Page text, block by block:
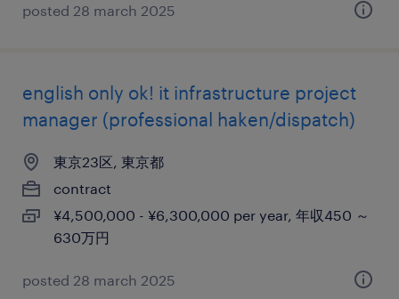
posted 28 march 2025
english only ok! it infrastructure project
manager (professional haken/dispatch)
東京23区, 東京都
contract
¥4,500,000 - ¥6,300,000 per year, 年収450 ～
630万円
posted 28 march 2025